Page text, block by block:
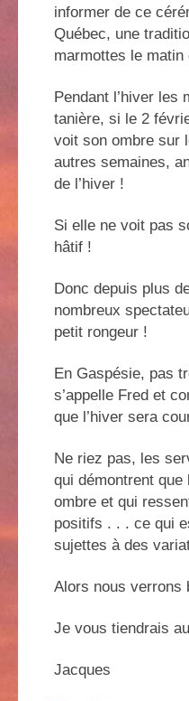
informer de ce
Québec, une
marmottes le matin
Pendant l’hiver les
tanière, si le 2
voit son ombre sur
autres semaines,
de l’hiver !
Si elle ne voit pas
hâtif !
Donc depuis plus
nombreux
petit rongeur !
En Gaspésie, pas
s’appelle Fred et
que l’hiver sera
Ne riez pas, les
qui démontrent
ombre et qui
positifs . . . ce qui
sujettes à des
Alors nous verrons
Je vous tiendrais
Jacques